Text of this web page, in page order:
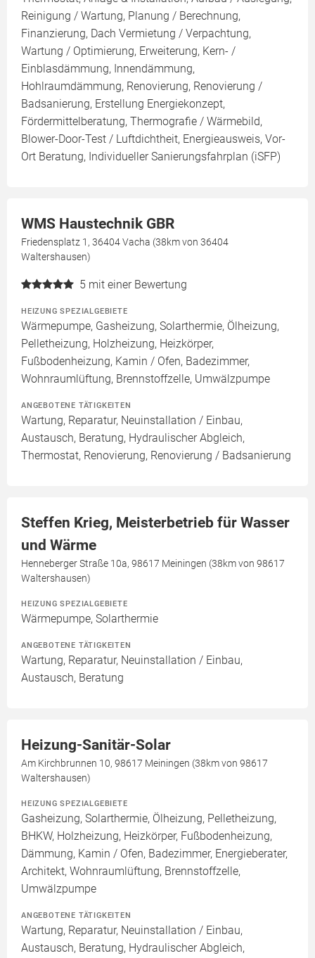
Reinigung / Wartung, Planung / Berechnung,
Finanzierung, Dach Vermietung / Verpachtung,
Wartung / Optimierung, Erweiterung, Kern- /
Einblasdämmung, Innendämmung,
Hohlraumdämmung, Renovierung, Renovierung /
Badsanierung, Erstellung Energiekonzept,
Fördermittelberatung, Thermografie / Wärmebild,
Blower-Door-Test / Luftdichtheit, Energieausweis, Vor-
Ort Beratung, Individueller Sanierungsfahrplan (iSFP)
WMS Haustechnik GBR
Friedensplatz 1, 36404 Vacha (38km von 36404
Waltershausen)
5 mit einer Bewertung
HEIZUNG SPEZIALGEBIETE
Wärmepumpe, Gasheizung, Solarthermie, Ölheizung,
Pelletheizung, Holzheizung, Heizkörper,
Fußbodenheizung, Kamin / Ofen, Badezimmer,
Wohnraumlüftung, Brennstoffzelle, Umwälzpumpe
ANGEBOTENE TÄTIGKEITEN
Wartung, Reparatur, Neuinstallation / Einbau,
Austausch, Beratung, Hydraulischer Abgleich,
Thermostat, Renovierung, Renovierung / Badsanierung
Steffen Krieg, Meisterbetrieb für Wasser
und Wärme
Henneberger Straße 10a, 98617 Meiningen (38km von 98617
Waltershausen)
HEIZUNG SPEZIALGEBIETE
Wärmepumpe, Solarthermie
ANGEBOTENE TÄTIGKEITEN
Wartung, Reparatur, Neuinstallation / Einbau,
Austausch, Beratung
Heizung-Sanitär-Solar
Am Kirchbrunnen 10, 98617 Meiningen (38km von 98617
Waltershausen)
HEIZUNG SPEZIALGEBIETE
Gasheizung, Solarthermie, Ölheizung, Pelletheizung,
BHKW, Holzheizung, Heizkörper, Fußbodenheizung,
Dämmung, Kamin / Ofen, Badezimmer, Energieberater,
Architekt, Wohnraumlüftung, Brennstoffzelle,
Umwälzpumpe
ANGEBOTENE TÄTIGKEITEN
Wartung, Reparatur, Neuinstallation / Einbau,
Austausch, Beratung, Hydraulischer Abgleich,